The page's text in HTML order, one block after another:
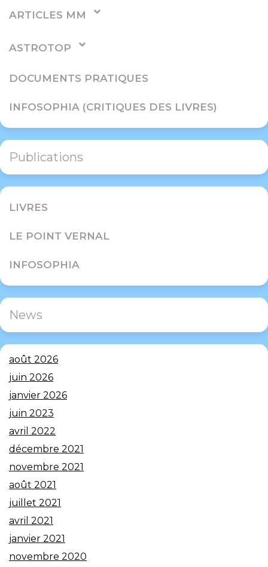
ARTICLES MM
ASTROTOP
DOCUMENTS PRATIQUES
INFOSOPHIA (CRITIQUES DES LIVRES)
Publications
LIVRES
LE POINT VERNAL
INFOSOPHIA
News
août 2026
juin 2026
janvier 2026
juin 2023
avril 2022
décembre 2021
novembre 2021
août 2021
juillet 2021
avril 2021
janvier 2021
novembre 2020